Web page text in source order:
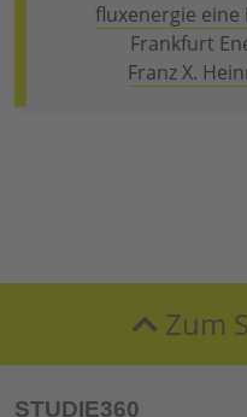
fluxenergie eine
Frankfurt
Franz X.
Zum
STUDIE360